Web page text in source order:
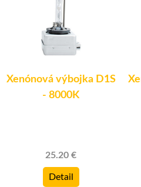
Xenónová výbojka D1S
- 8000K
25.20 €
Detail